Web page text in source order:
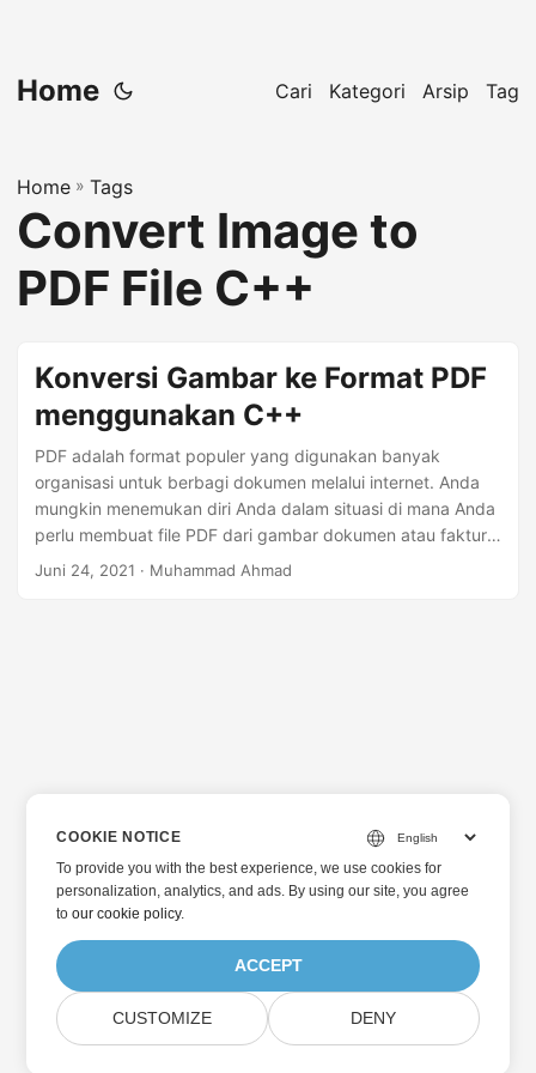
Home Cari Kategori Arsip Tag
Home » Tags
Convert Image to
PDF File C++
Konversi Gambar ke Format PDF
menggunakan C++
PDF adalah format populer yang digunakan banyak
organisasi untuk berbagi dokumen melalui internet. Anda
mungkin menemukan diri Anda dalam situasi di mana Anda
perlu membuat file PDF dari gambar dokumen atau faktur
yang dipindai. Sehubungan dengan hal tersebut, artikel ini
Juni 24, 2021 · Muhammad Ahmad
COOKIE NOTICE
To provide you with the best experience, we use cookies for
personalization, analytics, and ads. By using our site, you agree
toour cookie policy.
ACCEPT
CUSTOMIZE DENY